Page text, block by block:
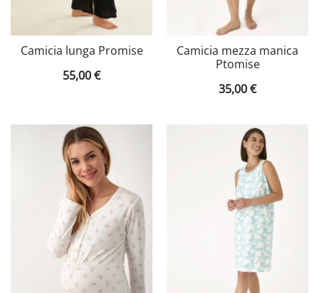
Camicia lunga Promise
55,00€
Camicia mezza manica
Ptomise
35,00€